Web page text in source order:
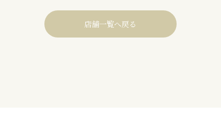
店舗一覧へ戻る